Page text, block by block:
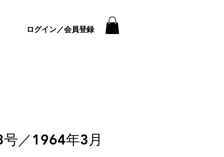
ログイン／会員登録
／1964年3月